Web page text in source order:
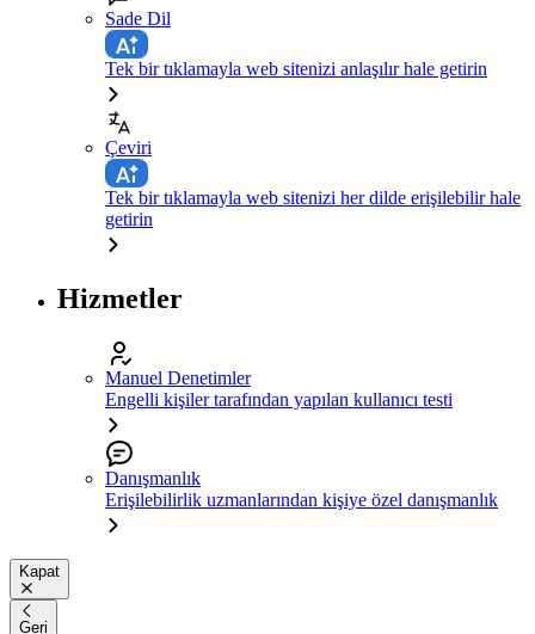
Sade Dil
Tek bir tıklamayla web sitenizi anlaşılır hale getirin
Çeviri
Tek bir tıklamayla web sitenizi her dilde erişilebilir hale
getirin
Hizmetler
Manuel Denetimler
Engelli kişiler tarafından yapılan kullanıcı testi
Danışmanlık
Erişilebilirlik uzmanlarından kişiye özel danışmanlık
Kapat
Geri